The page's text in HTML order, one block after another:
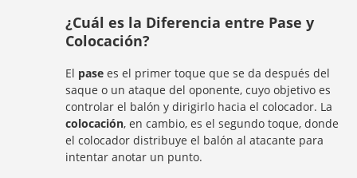
¿Cuál es la Diferencia entre Pase y
Colocación?
El pase es el primer toque que se da después del
saque o un ataque del oponente, cuyo objetivo es
controlar el balón y dirigirlo hacia el colocador. La
colocación, en cambio, es el segundo toque, donde
el colocador distribuye el balón al atacante para
intentar anotar un punto.